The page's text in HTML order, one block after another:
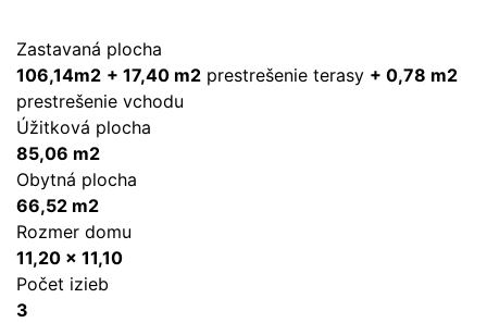
Zastavaná plocha
106,14m2 + 17,40 m2 prestrešenie terasy + 0,78 m2
prestrešenie vchodu
Úžitková plocha
85,06 m2
Obytná plocha
66,52 m2
Rozmer domu
11,20 x 11,10
Počet izieb
3